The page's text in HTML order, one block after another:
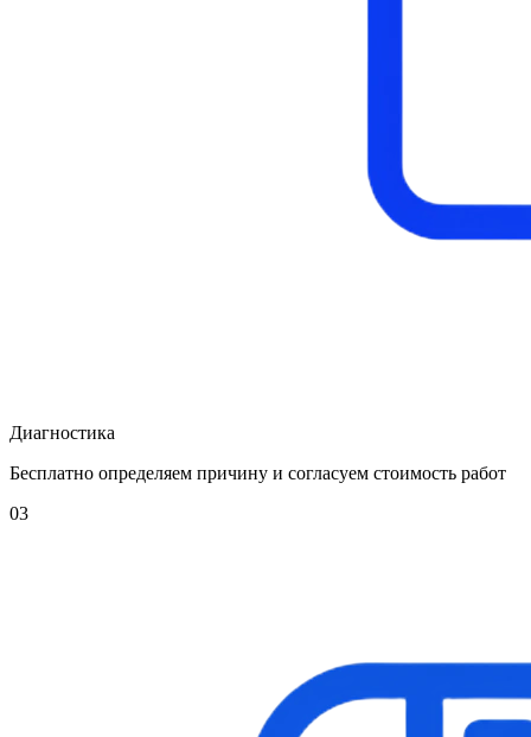
Диагностика
Бесплатно определяем причину и согласуем стоимость работ
03